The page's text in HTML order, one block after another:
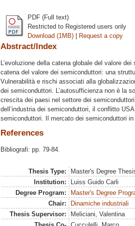
PDF (Full text)
Restricted to Registered users only
Download (1MB) | Request a copy
Abstract/Index
L’evoluzione della catena globale del valore
catena del valore dei semiconduttori: una
Vulnerabilità e rischi associati alla
dei semiconduttori. L’autosufficienza non è la
crescita dei paesi nel settore dei
dell’industria dei semiconduttori, il conflitto
semiconduttori. Il mercato dei semiconduttori
References
Bibliografi: pp. 79-84.
Thesis Type:
Master's Degree
Institution:
Luiss Guido Carli
Degree Program:
Master's Degree
Chair:
Dinamiche industriali
Thesis Supervisor:
Meliciani, Valentina